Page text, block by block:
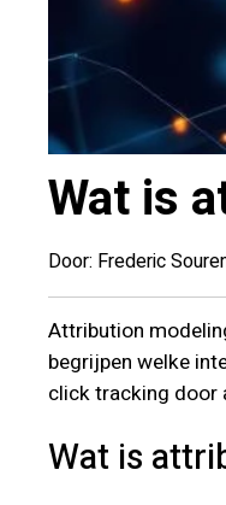
Wat is
Door: Frederic
Attribution
begrijpen welke
click tracking door
Wat is